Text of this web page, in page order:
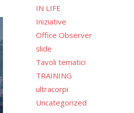
IN LIFE
Iniziative
Office Observer
slide
Tavoli tematici
TRAINING
ultracorpi
Uncategorized